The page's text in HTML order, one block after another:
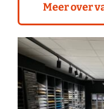
Meer over